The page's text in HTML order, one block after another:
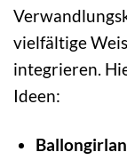
vielfältige
integrieren.
Ideen: